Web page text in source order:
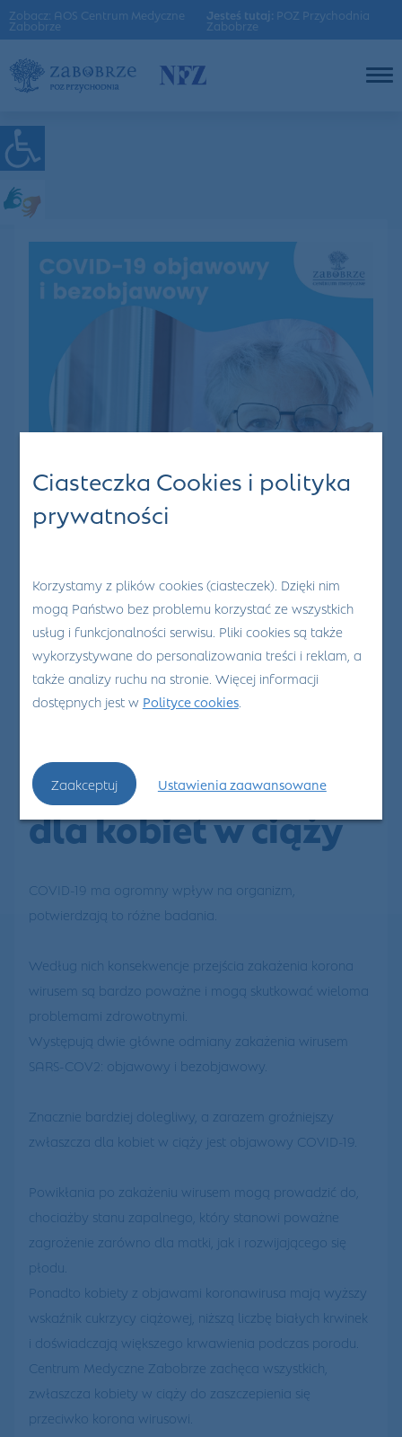
Zobacz: AOS Centrum Medyczne
Zabobrze
Jesteś tutaj: POZ Przychodnia
Zabobrze
30Lis 2021
0
Szczepienia
przeciw COVID-19
dla kobiet w ciąży
COVID-19 ma ogromny wpływ na organizm,
potwierdzają to różne badania.
Według nich konsekwencje przejścia zakażenia korona
wirusem są bardzo poważne i mogą skutkować wieloma
problemami zdrowotnymi.
Występują dwie główne odmiany zakażenia wirusem
SARS-COV2: objawowy i bezobjawowy.
Znacznie bardziej dolegliwy, a zarazem groźniejszy
zwłaszcza dla kobiet w ciąży jest objawowy COVID-19.
Powikłania po zakażeniu wirusem mogą prowadzić do,
chociażby stanu zapalnego, który stanowi poważne
zagrożenie zarówno dla matki, jak i rozwijającego się
płodu.
Ponadto kobiety z objawami koronawirusa mają wyższy
wskaźnik cukrzycy ciążowej, niższą liczbę białych krwinek
i doświadczają większego krwawienia podczas porodu.
Centrum Medyczne Zabobrze zachęca wszystkich,
zwłaszcza kobiety w ciąży do zaszczepienia się
przeciwko korona wirusowi.
Ciasteczka Cookies i polityka
prywatności
Korzystamy z plików cookies (ciasteczek). Dzięki nim
mogą Państwo bez problemu korzystać ze wszystkich
usług i funkcjonalności serwisu. Pliki cookies są także
wykorzystywane do personalizowania treści i reklam, a
także analizy ruchu na stronie. Więcej informacji
dostępnych jest w Polityce cookies.
Zaakceptuj Ustawienia zaawansowane